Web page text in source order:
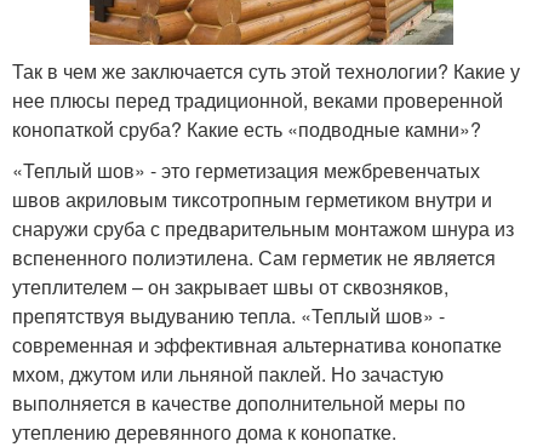
Так в чем же заключается суть этой технологии? Какие у
нее плюсы перед традиционной, веками проверенной
конопаткой сруба? Какие есть «подводные камни»?
«Теплый шов» - это герметизация межбревенчатых
швов акриловым тиксотропным герметиком внутри и
снаружи сруба с предварительным монтажом шнура из
вспененного полиэтилена. Сам герметик не является
утеплителем – он закрывает швы от сквозняков,
препятствуя выдуванию тепла. «Теплый шов» -
современная и эффективная альтернатива конопатке
мхом, джутом или льняной паклей. Но зачастую
выполняется в качестве дополнительной меры по
утеплению деревянного дома к конопатке.